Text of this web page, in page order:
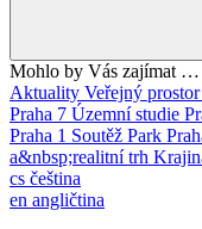
Mohlo by Vás zajímat …
Aktuality Veřejný prostor
Praha 7 Územní studie
Praha 1 Soutěž Park
a&nbsp;realitní trh
cs čeština
en angličtina